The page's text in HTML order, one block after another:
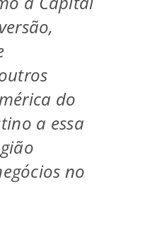
do
a essa
no